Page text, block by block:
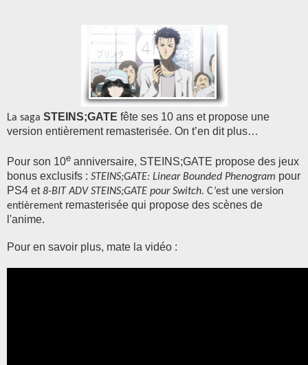
La saga STEINS;GATE fête ses 10 ans et propose une
version entièrement remasterisée. On t’en dit plus…
Pour son 10e anniversaire, STEINS;GATE propose des jeux
bonus exclusifs : STEINS;GATE: Linear Bounded Phenogram pour
PS4 et8-BIT ADV STEINS;GATE pour Switch. C’est une version
entièrement remasterisée qui propose des scènes de
l'anime.
Pour en savoir plus, mate la vidéo :